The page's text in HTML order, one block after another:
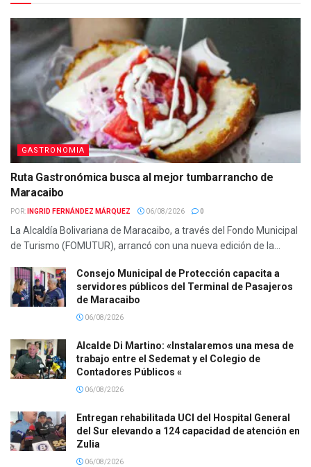
GASTRONOMIA
Ruta Gastronómica busca al mejor tumbarrancho de
Maracaibo
POR: INGRID FERNÁNDEZ MÁRQUEZ 06/08/2026 0
La Alcaldía Bolivariana de Maracaibo, a través del Fondo Municipal
de Turismo (FOMUTUR), arrancó con una nueva edición de la...
Consejo Municipal de Protección capacita a
servidores públicos del Terminal de Pasajeros
de Maracaibo
06/08/2026
Alcalde Di Martino: «Instalaremos una mesa de
trabajo entre el Sedemat y el Colegio de
Contadores Públicos «
06/08/2026
Entregan rehabilitada UCI del Hospital General
del Sur elevando a 124 capacidad de atención en
Zulia
06/08/2026